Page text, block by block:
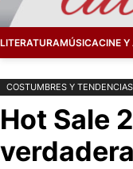
LITERATURAMÚSICACINE Y
COSTUMBRES Y TENDENCIAS
Hot Sale